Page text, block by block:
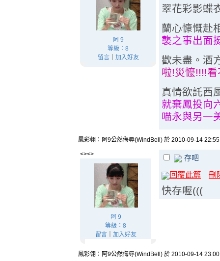
阿 9
等級：8
留言｜ 加入好友
翠花彩影蝶
蘭心慷慨赴
襲之事出面
歡未盡。酒
啦!災懡!!!!
真情欲託西
就棄鳳投向
喵永與另一
鳳彩翎：阿9公然侮辱(WindBell) 於 2010-09-14
<><>
阿 9
等級：8
留言｜ 加入好友
存吧
回覆此篇 刪
快存喔(((
鳳彩翎：阿9公然侮辱(WindBell) 於 2010-09-14